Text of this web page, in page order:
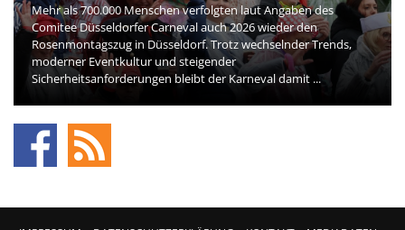
Mehr als 700.000 Menschen verfolgten laut Angaben des
Comitee Düsseldorfer Carneval auch 2026 wieder den
Rosenmontagszug in Düsseldorf. Trotz wechselnder Trends,
moderner Eventkultur und steigender
Sicherheitsanforderungen bleibt der Karneval damit ...